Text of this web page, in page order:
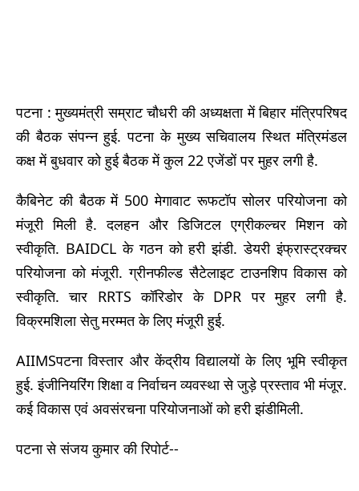
पटना : मुख्यमंत्री सम्राट चौधरी की अध्यक्षता में बिहार मंत्रिपरिषद
की बैठक संपन्न हुई. पटना के मुख्य सचिवालय स्थित मंत्रिमंडल
कक्ष में बुधवार को हुई बैठक में कुल 22 एजेंडों पर मुहर लगी है.
कैबिनेट की बैठक में 500 मेगावाट रूफटॉप सोलर परियोजना को
मंजूरी मिली है. दलहन और डिजिटल एग्रीकल्चर मिशन को
स्वीकृति. BAIDCL के गठन को हरी झंडी. डेयरी इंफ्रास्ट्रक्चर
परियोजना को मंजूरी. ग्रीनफील्ड सैटेलाइट टाउनशिप विकास को
स्वीकृति. चार RRTS कॉरिडोर के DPR पर मुहर लगी है.
विक्रमशिला सेतु मरम्मत के लिए मंजूरी हुई.
AIIMSपटना विस्तार और केंद्रीय विद्यालयों के लिए भूमि स्वीकृत
हुई. इंजीनियरिंग शिक्षा व निर्वाचन व्यवस्था से जुड़े प्रस्ताव भी मंजूर.
कई विकास एवं अवसंरचना परियोजनाओं को हरी झंडीमिली.
पटना से संजय कुमार की रिपोर्ट--